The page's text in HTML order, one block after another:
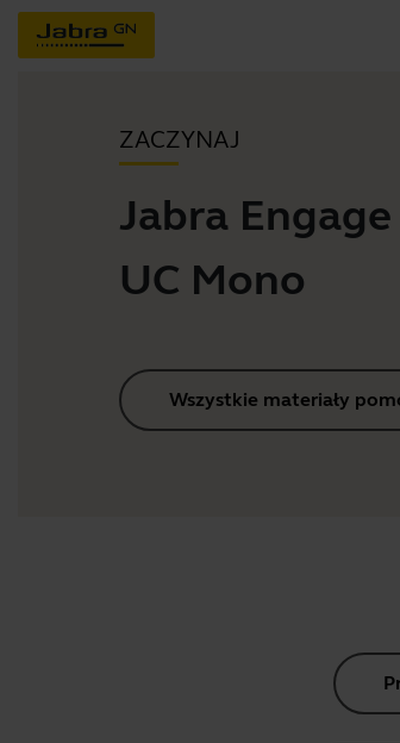
ZACZYNAJ
Jabra Engage
UC Mono
Wszystkie materiały